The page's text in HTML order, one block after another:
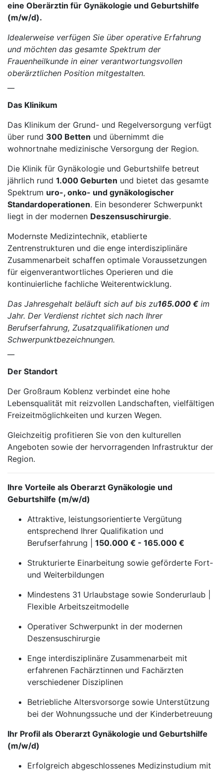
eine Oberärztin für Gynäkologie und Geburtshilfe
(m/w/d).
Idealerweise verfügen Sie über operative Erfahrung
und möchten das gesamte Spektrum der
Frauenheilkunde in einer verantwortungsvollen
oberärztlichen Position mitgestalten.
Das Klinikum
Das Klinikum der Grund- und Regelversorgung verfügt
über rund 300 Betten und übernimmt die
wohnortnahe medizinische Versorgung der Region.
Die Klinik für Gynäkologie und Geburtshilfe betreut
jährlich rund 1.000 Geburten und bietet das gesamte
Spektrum uro-, onko- und gynäkologischer
Standardoperationen. Ein besonderer Schwerpunkt
liegt in der modernen Deszensuschirurgie.
Modernste Medizintechnik, etablierte
Zentrenstrukturen und die enge interdisziplinäre
Zusammenarbeit schaffen optimale Voraussetzungen
für eigenverantwortliches Operieren und die
kontinuierliche fachliche Weiterentwicklung.
Das Jahresgehalt beläuft sich auf bis zu165.000 € im
Jahr. Der Verdienst richtet sich nach Ihrer
Berufserfahrung, Zusatzqualifikationen und
Schwerpunktbezeichnungen.
Der Standort
Der Großraum Koblenz verbindet eine hohe
Lebensqualität mit reizvollen Landschaften, vielfältigen
Freizeitmöglichkeiten und kurzen Wegen.
Gleichzeitig profitieren Sie von den kulturellen
Angeboten sowie der hervorragenden Infrastruktur der
Region.
Ihre Vorteile als Oberarzt Gynäkologie und
Geburtshilfe (m/w/d)
Attraktive, leistungsorientierte Vergütung
entsprechend Ihrer Qualifikation und
Berufserfahrung | 150.000 € - 165.000 €
Strukturierte Einarbeitung sowie geförderte Fort-
und Weiterbildungen
Mindestens 31 Urlaubstage sowie Sonderurlaub |
Flexible Arbeitszeitmodelle
Operativer Schwerpunkt in der modernen
Deszensuschirurgie
Enge interdisziplinäre Zusammenarbeit mit
erfahrenen Fachärztinnen und Fachärzten
verschiedener Disziplinen
Betriebliche Altersvorsorge sowie Unterstützung
bei der Wohnungssuche und der Kinderbetreuung
Ihr Profil als Oberarzt Gynäkologie und Geburtshilfe
(m/w/d)
Erfolgreich abgeschlossenes Medizinstudium mit